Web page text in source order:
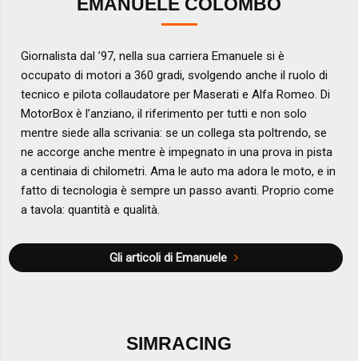
EMANUELE COLOMBO
Giornalista dal ’97, nella sua carriera Emanuele si è
occupato di motori a 360 gradi, svolgendo anche il ruolo di
tecnico e pilota collaudatore per Maserati e Alfa Romeo. Di
MotorBox è l’anziano, il riferimento per tutti e non solo
mentre siede alla scrivania: se un collega sta poltrendo, se
ne accorge anche mentre è impegnato in una prova in pista
a centinaia di chilometri. Ama le auto ma adora le moto, e in
fatto di tecnologia è sempre un passo avanti. Proprio come
a tavola: quantità e qualità.
Gli articoli di Emanuele
SIMRACING